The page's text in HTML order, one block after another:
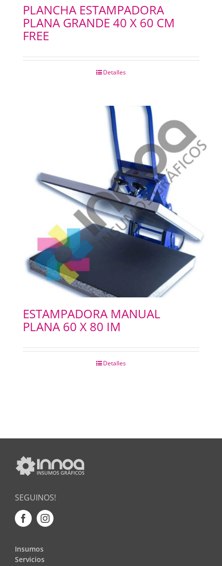
PLANCHA ESTAMPADORA
PLANA GRANDE 40 X 60 CM
FREE
Detalles
ESTAMPADORA MANUAL
PLANA 60 X 80 IM
Detalles
SEGUINOS!
Insumos
Servicios